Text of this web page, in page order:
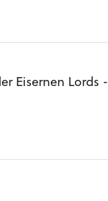
Eisernen Lords -